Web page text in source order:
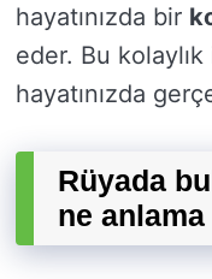
hayatınızda bir
eder. Bu
hayatınızda
Rüyada
ne